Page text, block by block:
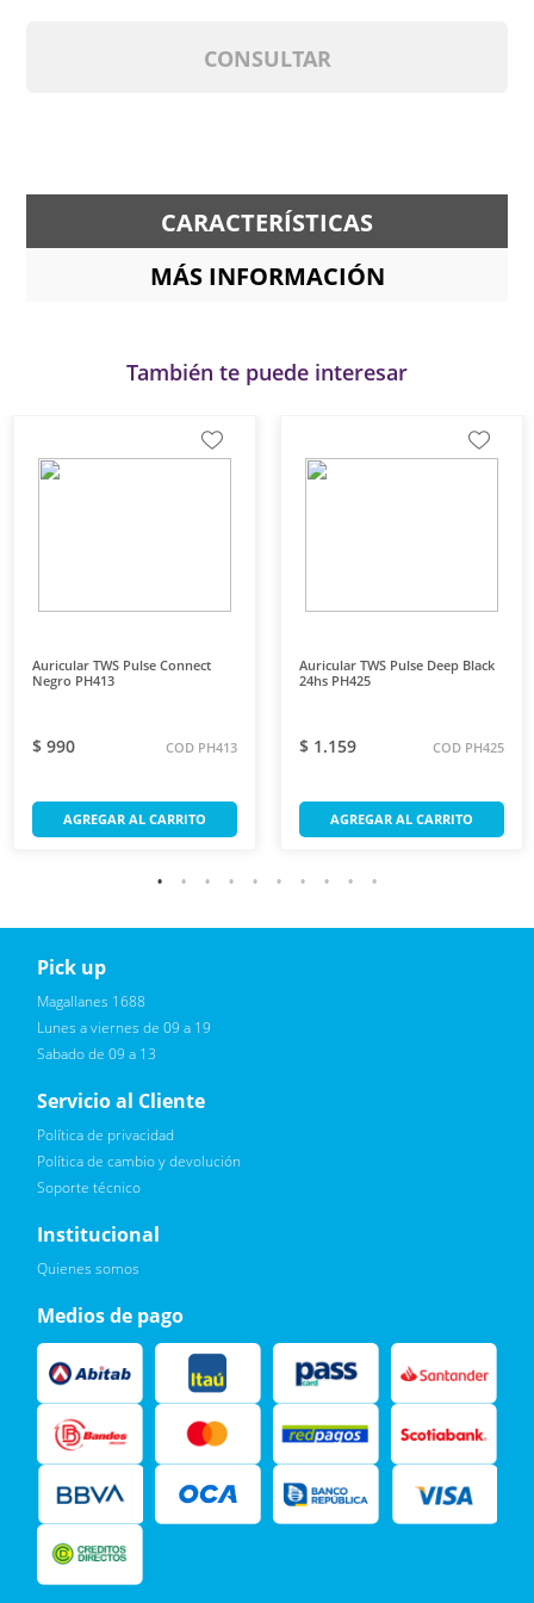
CONSULTAR
CARACTERÍSTICAS
MÁS INFORMACIÓN
También te puede interesar
Auricular TWS Pulse Connect
Negro PH413
$ 990 COD PH413
AGREGAR AL CARRITO
Auricular TWS Pulse Deep Black
24hs PH425
$ 1.159 COD PH425
AGREGAR AL CARRITO
Reciba novedades, promociones exclusivas
Leí, soy consciente de las condiciones para el tratamiento de
mis datos personales y doy mi consentimiento, tal y como se
Pick up
Magallanes 1688
Lunes a viernes de 09 a 19
Sabado de 09 a 13
Servicio al Cliente
Política de privacidad
Política de cambio y devolución
Soporte técnico
Institucional
Quienes somos
Medios de pago